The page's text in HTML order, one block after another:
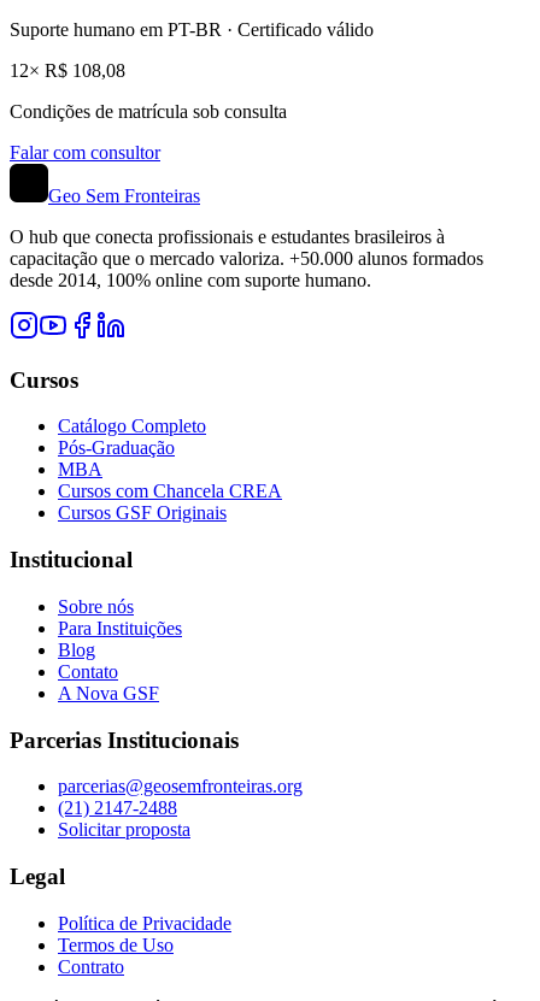
Suporte humano em PT-BR · Certificado válido
12× R$ 108,08
Condições de matrícula sob consulta
Falar com consultor
Geo Sem Fronteiras
O hub que conecta profissionais e estudantes brasileiros à
capacitação que o mercado valoriza. +50.000 alunos formados
desde 2014, 100% online com suporte humano.
Cursos
Catálogo Completo
Pós-Graduação
MBA
Cursos com Chancela CREA
Cursos GSF Originais
Institucional
Sobre nós
Para Instituições
Blog
Contato
A Nova GSF
Parcerias Institucionais
parcerias@geosemfronteiras.org
(21) 2147-2488
Solicitar proposta
Legal
Política de Privacidade
Termos de Uso
Contrato